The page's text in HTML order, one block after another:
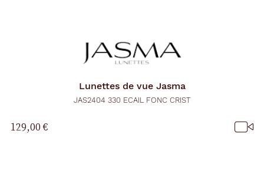
Lunettes de vue Jasma
JAS2404 330 ECAIL FONC CRIST
129,00 €